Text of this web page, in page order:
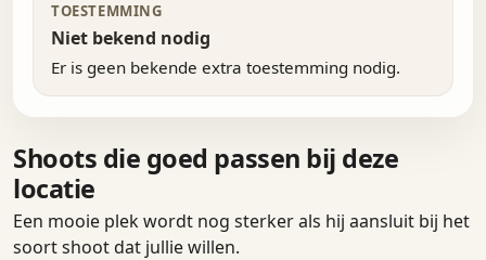
TOESTEMMING
Niet bekend nodig
Er is geen bekende extra toestemming nodig.
Shoots die goed passen bij deze
locatie
Een mooie plek wordt nog sterker als hij aansluit bij het
soort shoot dat jullie willen.